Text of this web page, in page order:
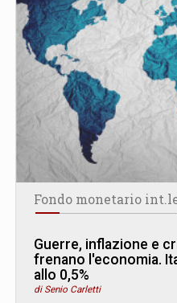
Fondo monetario
Guerre, inflazione e
frenano l'economia.
allo 0,5%
di Senio Carletti